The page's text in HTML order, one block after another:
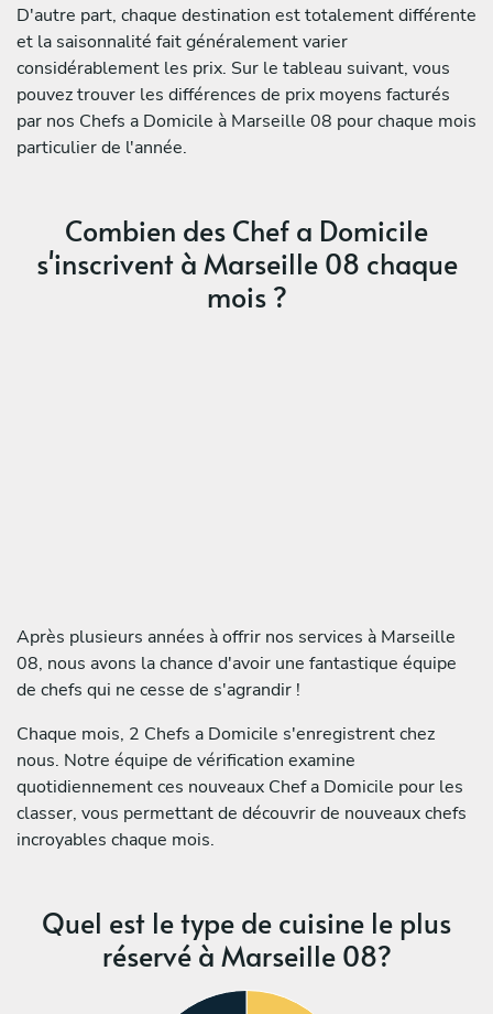
D'autre part, chaque destination est totalement différente
et la saisonnalité fait généralement varier
considérablement les prix. Sur le tableau suivant, vous
pouvez trouver les différences de prix moyens facturés
par nos Chefs a Domicile à Marseille 08 pour chaque mois
particulier de l'année.
Combien des Chef a Domicile
s'inscrivent à Marseille 08 chaque
mois ?
Après plusieurs années à offrir nos services à Marseille
08, nous avons la chance d'avoir une fantastique équipe
de chefs qui ne cesse de s'agrandir !
Chaque mois, 2 Chefs a Domicile s'enregistrent chez
nous. Notre équipe de vérification examine
quotidiennement ces nouveaux Chef a Domicile pour les
classer, vous permettant de découvrir de nouveaux chefs
incroyables chaque mois.
Quel est le type de cuisine le plus
réservé à Marseille 08?